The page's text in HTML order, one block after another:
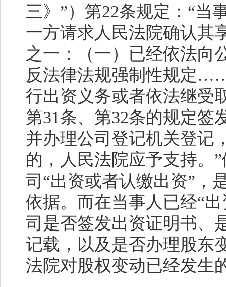
三》”）第22条规定：“当
一方请求人民法院确认其
之一：（一）已经依法向
反法律法规强制性规定
行出资义务或者依法继受
第31条、第32条的规定签
并办理公司登记机关登记
的，人民法院应予支持。
司“出资或者认缴出资”，
依据。而在当事人已经“
司是否签发出资证明书、
记载，以及是否办理股东
法院对股权变动已经发生